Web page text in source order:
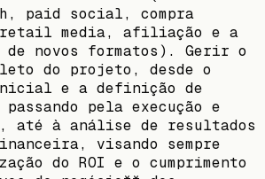
paid social, compra
media, afiliação e a
de novos formatos). Gerir o
do projeto, desde o
e a definição de
pela execução e
até à análise de resultados
visando sempre
do ROI e o cumprimento